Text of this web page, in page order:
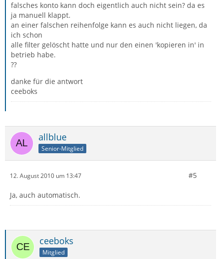
falsches konto kann doch eigentlich auch nicht sein? da es
ja manuell klappt.
an einer falschen reihenfolge kann es auch nicht liegen, da
ich schon
alle filter gelöscht hatte und nur den einen 'kopieren in' in
betrieb habe.
??
danke für die antwort
ceeboks
allblue
Senior-Mitglied
12. August 2010 um 13:47 #5
Ja, auch automatisch.
ceeboks
Mitglied